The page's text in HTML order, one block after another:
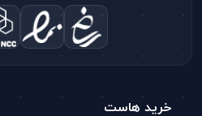
خرید هاست